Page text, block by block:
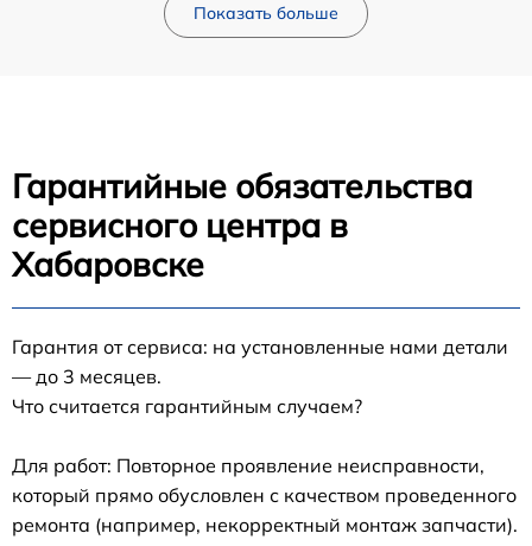
Показать больше
Гарантийные обязательства
сервисного центра в
Хабаровске
Гарантия от сервиса: на установленные нами детали
— до 3 месяцев.
Что считается гарантийным случаем?
Для работ: Повторное проявление неисправности,
который прямо обусловлен с качеством проведенного
ремонта (например, некорректный монтаж запчасти).